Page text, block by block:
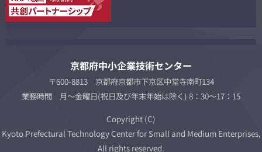
京都府中小企業技術センター
〒600-8813 京都府京都市下京区中堂寺南町134
業務時間 月～金曜日(祝日及び年末年始は除く) 8：30～17：15
Copyright (C)
Kyoto Prefectural Technology Center for Small and Medium Enterprises,
All rights reserved.